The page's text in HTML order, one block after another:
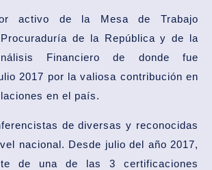
activo de la Mesa de Trabajo
de la República y de la
Financiero de donde fue
2017 por la valiosa contribución en
en el país.
de diversas y reconocidas
nacional. Desde julio del año 2017,
de una de las 3 certificaciones